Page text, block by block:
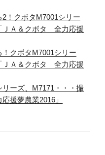
！クボタM7001シリー
ＪＡ＆クボタ 全力応援
クボタM7001シリー
ＪＡ＆クボタ 全力応援
ーズ、M7171・・・撮
援夢農業2016」